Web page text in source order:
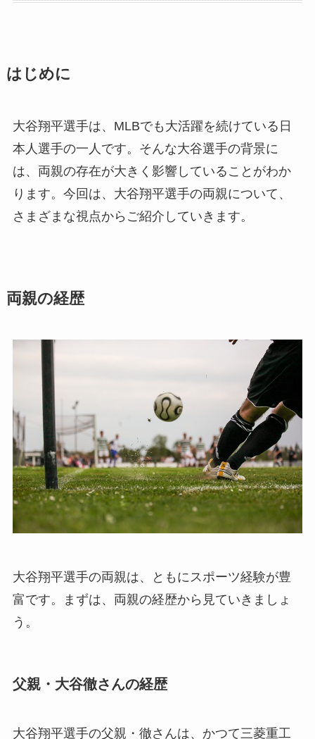
はじめに
大谷翔平選手は、MLBでも大活躍を続けている日
本人選手の一人です。そんな大谷選手の背景に
は、両親の存在が大きく影響していることがわか
ります。今回は、大谷翔平選手の両親について、
さまざまな視点からご紹介していきます。
両親の経歴
大谷翔平選手の両親は、ともにスポーツ経験が豊
富です。まずは、両親の経歴から見ていきましょ
う。
父親・大谷徹さんの経歴
大谷翔平選手の父親・徹さんは、かつて三菱重工